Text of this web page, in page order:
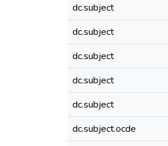
dc.subject
dc.subject
dc.subject
dc.subject
dc.subject
dc.subject.ocde